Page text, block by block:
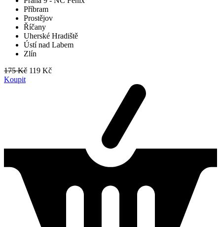
Příbram
Prostějov
Říčany
Uherské Hradiště
Ústí nad Labem
Zlín
175 Kč 119 Kč
Koupit